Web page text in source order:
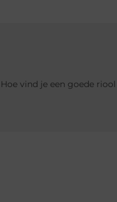
Hoe vind je een goede